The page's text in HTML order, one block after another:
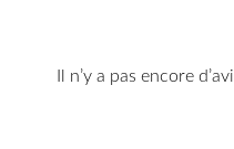
Il n’y a pas encore